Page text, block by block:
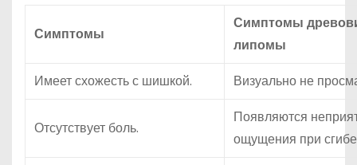
Симптомы
Симптомы
липомы
Имеет схожесть с шишкой.
Визуально не
Отсутствует боль.
Появляются
ощущения при сгибе